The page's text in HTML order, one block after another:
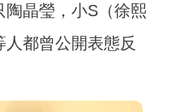
晶瑩，小S（徐熙
人都曾公開表態反